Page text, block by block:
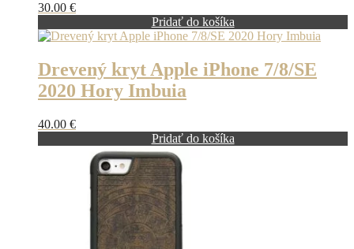
30.00 €
Pridať do košíka
Drevený kryt Apple iPhone 7/8/SE
2020 Hory Imbuia
40.00 €
Pridať do košíka